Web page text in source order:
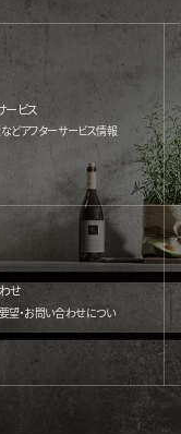
ービス
どアフターサービス情報
せ
望・お問い合わせについ